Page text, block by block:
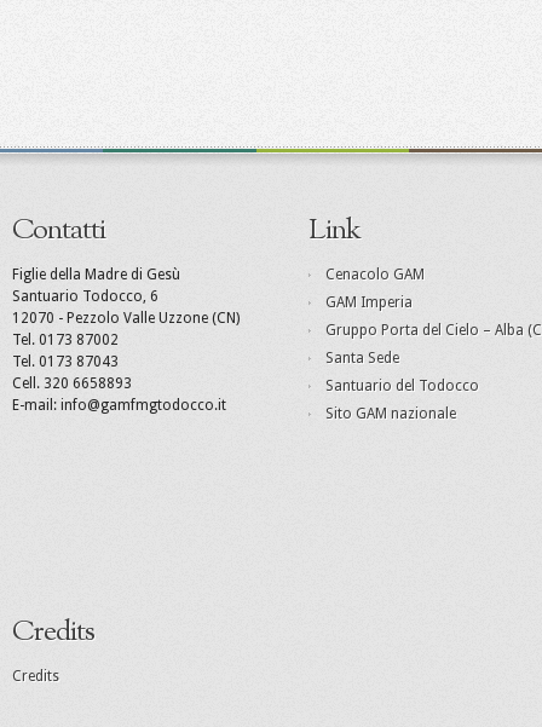
Contatti
Figlie della Madre di Gesù
Santuario Todocco, 6
12070 - Pezzolo Valle Uzzone (CN)
Tel. 0173 87002
Tel. 0173 87043
Cell. 320 6658893
E-mail: info@gamfmgtodocco.it
Link
Cenacolo GAM
GAM Imperia
Gruppo Porta del Cielo – Alba
Santa Sede
Santuario del Todocco
Sito GAM nazionale
Credits
Credits